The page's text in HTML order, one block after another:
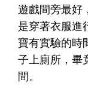
遊戲間旁最好
是穿著衣服進
寶有實驗的時
子上廁所，畢
間。